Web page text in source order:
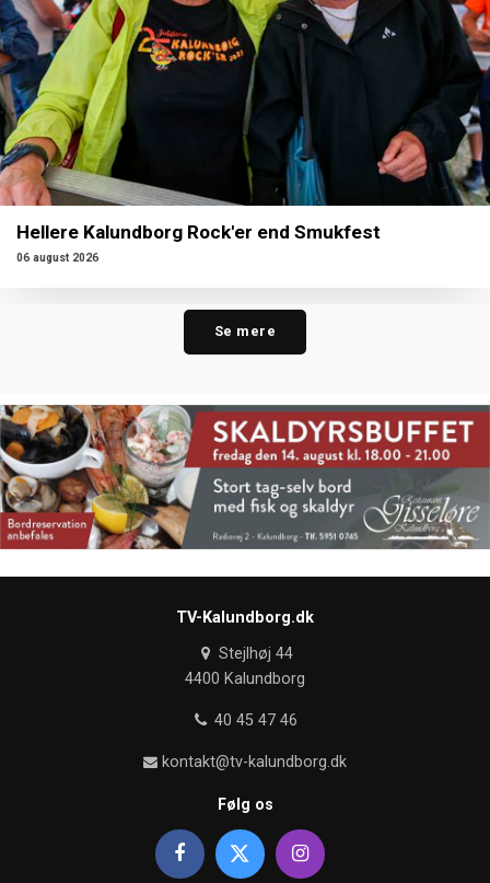
Hellere Kalundborg Rock'er end Smukfest
06 august 2026
Se mere
TV-Kalundborg.dk
Stejlhøj 44
4400 Kalundborg
40 45 47 46
kontakt@tv-kalundborg.dk
Følg os